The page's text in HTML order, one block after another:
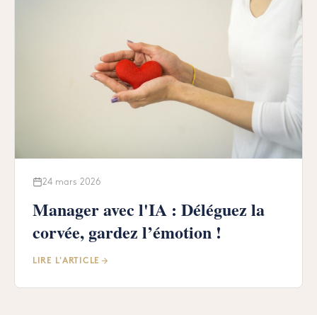
24 mars 2026
Manager avec l'IA : Déléguez la
corvée, gardez l’émotion !
LIRE L'ARTICLE